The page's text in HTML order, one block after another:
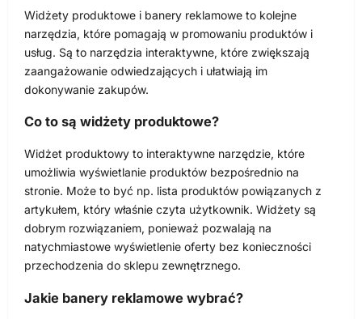
Widżety produktowe i banery reklamowe to kolejne
narzędzia, które pomagają w promowaniu produktów i
usług. Są to narzędzia interaktywne, które zwiększają
zaangażowanie odwiedzających i ułatwiają im
dokonywanie zakupów.
Co to są widżety produktowe?
Widżet produktowy to interaktywne narzędzie, które
umożliwia wyświetlanie produktów bezpośrednio na
stronie. Może to być np. lista produktów powiązanych z
artykułem, który właśnie czyta użytkownik. Widżety są
dobrym rozwiązaniem, ponieważ pozwalają na
natychmiastowe wyświetlenie oferty bez konieczności
przechodzenia do sklepu zewnętrznego.
Jakie banery reklamowe wybrać?